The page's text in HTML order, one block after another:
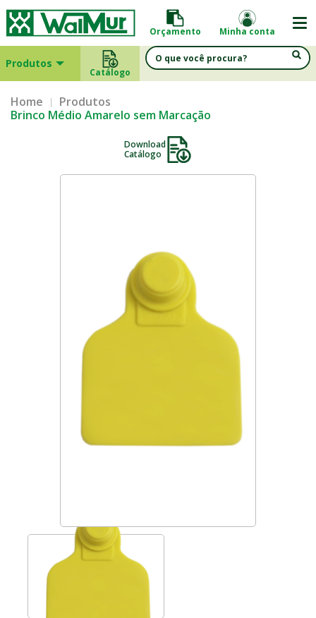
Orçamento Minha conta
Produtos
Catálogo
Home
Produtos
Brinco Médio Amarelo sem Marcação
Download
Catálogo